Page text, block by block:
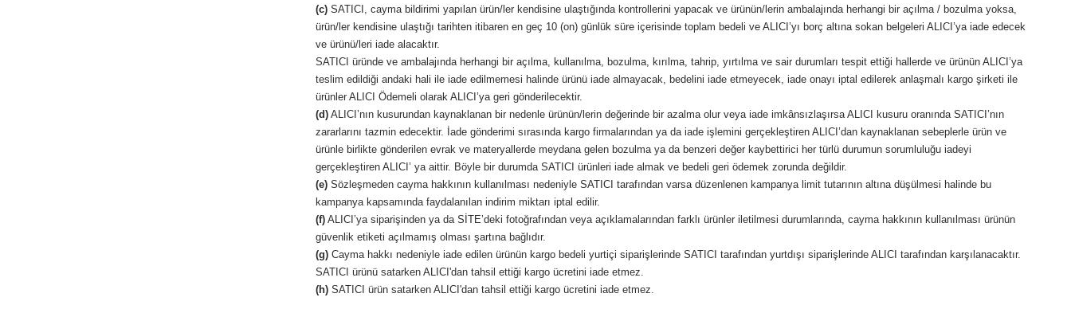
(c) SATICI, cayma bildirimi yapılan ürün/ler kendisine ulaştığında kontrollerini yapacak ve ürünün/lerin ambalajında herhangi bir açılma / bozulma yoksa,
ürün/ler kendisine ulaştığı tarihten itibaren en geç 10 (on) günlük süre içerisinde toplam bedeli ve ALICI’yı borç altına sokan belgeleri ALICI’ya iade edecek
ve ürünü/leri iade alacaktır.
SATICI üründe ve ambalajında herhangi bir açılma, kullanılma, bozulma, kırılma, tahrip, yırtılma ve sair durumları tespit ettiği hallerde ve ürünün ALICI’ya
teslim edildiği andaki hali ile iade edilmemesi halinde ürünü iade almayacak, bedelini iade etmeyecek, iade onayı iptal edilerek anlaşmalı kargo şirketi ile
ürünler ALICI Ödemeli olarak ALICI’ya geri gönderilecektir.
(d) ALICI’nın kusurundan kaynaklanan bir nedenle ürünün/lerin değerinde bir azalma olur veya iade imkânsızlaşırsa ALICI kusuru oranında SATICI’nın
zararlarını tazmin edecektir. İade gönderimi sırasında kargo firmalarından ya da iade işlemini gerçekleştiren ALICI’dan kaynaklanan sebeplerle ürün ve
ürünle birlikte gönderilen evrak ve materyallerde meydana gelen bozulma ya da benzeri değer kaybettirici her türlü durumun sorumluluğu iadeyi
gerçekleştiren ALICI’ ya aittir. Böyle bir durumda SATICI ürünleri iade almak ve bedeli geri ödemek zorunda değildir.
(e) Sözleşmeden cayma hakkının kullanılması nedeniyle SATICI tarafından varsa düzenlenen kampanya limit tutarının altına düşülmesi halinde bu
kampanya kapsamında faydalanılan indirim miktarı iptal edilir.
(f) ALICI’ya siparişinden ya da SİTE’deki fotoğrafından veya açıklamalarından farklı ürünler iletilmesi durumlarında, cayma hakkının kullanılması ürünün
güvenlik etiketi açılmamış olması şartına bağlıdır.
(g) Cayma hakkı nedeniyle iade edilen ürünün kargo bedeli yurtiçi siparişlerinde SATICI tarafından yurtdışı siparişlerinde ALICI tarafından karşılanacaktır.
SATICI ürünü satarken ALICI'dan tahsil ettiği kargo ücretini iade etmez.
(h) SATICI ürün satarken ALICI'dan tahsil ettiği kargo ücretini iade etmez.